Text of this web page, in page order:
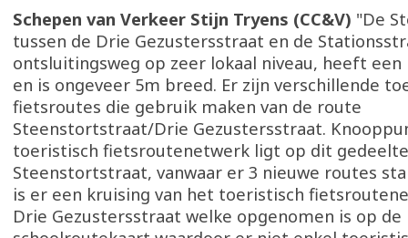
Schepen van Verkeer Stijn Tryens (CC&V) "De
tussen de Drie Gezustersstraat en de
ontsluitingsweg op zeer lokaal niveau, heeft
en is ongeveer 5m breed. Er zijn verschillende
fietsroutes die gebruik maken van de route
Steenstortstraat/Drie Gezustersstraat.
toeristisch fietsroutenetwerk ligt op dit
Steenstortstraat, vanwaar er 3 nieuwe routes
is er een kruising van het toeristisch
Drie Gezustersstraat welke opgenomen is op de